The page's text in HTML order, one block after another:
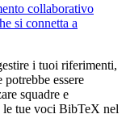
collaborativo
si connetta a
i tuoi riferimenti,
essere
squadre e
le tue voci BibTeX nel